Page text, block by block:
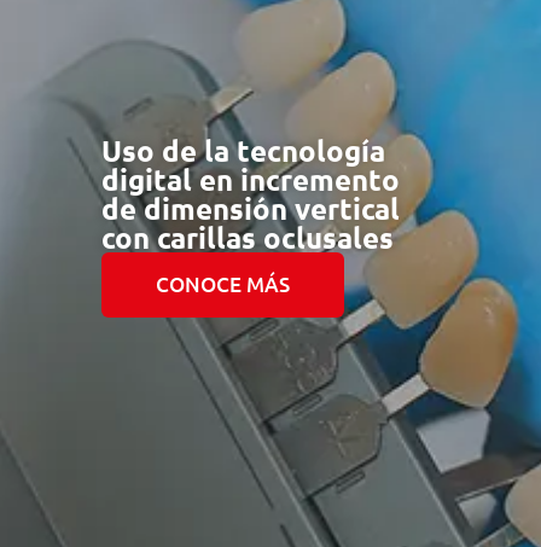
Uso de la tecnología
digital en incremento
de dimensión vertical
con carillas oclusales
CONOCE MÁS